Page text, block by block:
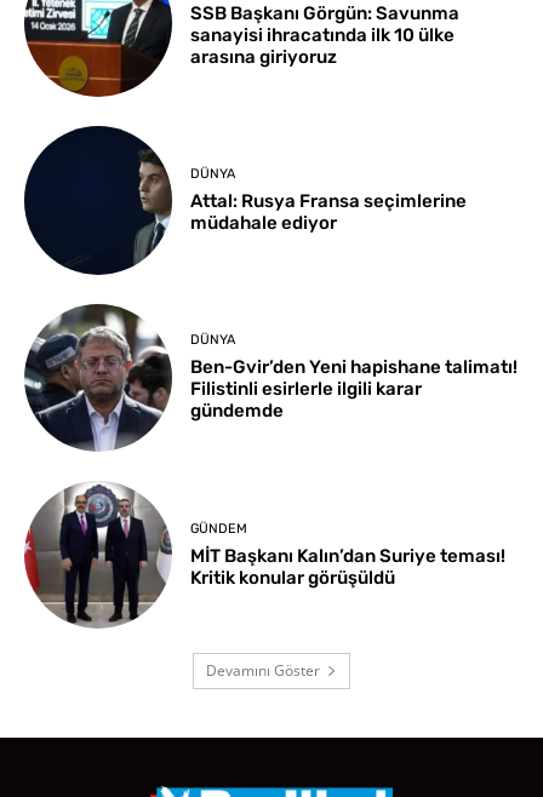
SSB Başkanı Görgün: Savunma
sanayisi ihracatında ilk 10 ülke
arasına giriyoruz
DÜNYA
Attal: Rusya Fransa seçimlerine
müdahale ediyor
DÜNYA
Ben-Gvir’den Yeni hapishane talimatı!
Filistinli esirlerle ilgili karar
gündemde
GÜNDEM
MİT Başkanı Kalın’dan Suriye teması!
Kritik konular görüşüldü
Devamını Göster